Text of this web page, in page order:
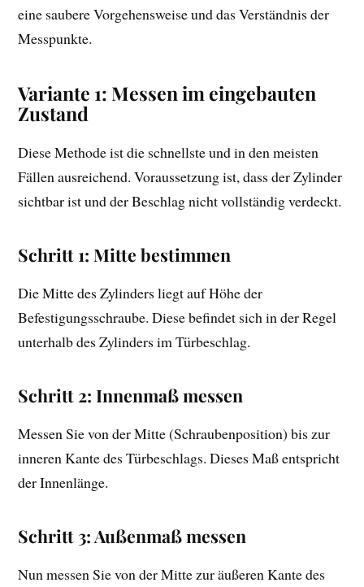
eine saubere Vorgehensweise und das Verständnis der
Messpunkte.
Variante 1: Messen im eingebauten
Zustand
Diese Methode ist die schnellste und in den meisten
Fällen ausreichend. Voraussetzung ist, dass der Zylinder
sichtbar ist und der Beschlag nicht vollständig verdeckt.
Schritt 1: Mitte bestimmen
Die Mitte des Zylinders liegt auf Höhe der
Befestigungsschraube. Diese befindet sich in der Regel
unterhalb des Zylinders im Türbeschlag.
Schritt 2: Innenmaß messen
Messen Sie von der Mitte (Schraubenposition) bis zur
inneren Kante des Türbeschlags. Dieses Maß entspricht
der Innenlänge.
Schritt 3: Außenmaß messen
Nun messen Sie von der Mitte zur äußeren Kante des